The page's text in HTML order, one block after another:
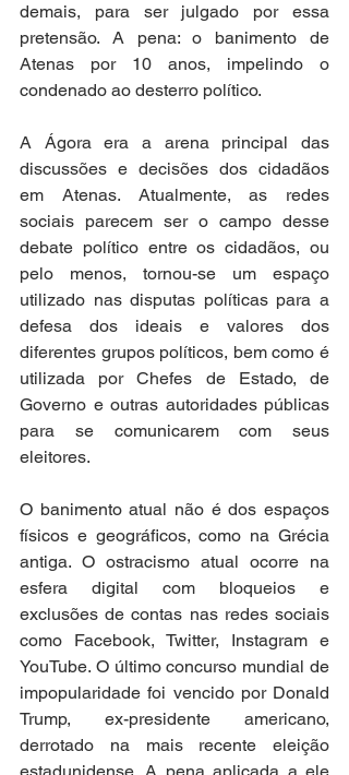
demais, para ser julgado por essa
pretensão. A pena: o banimento de
Atenas por 10 anos, impelindo o
condenado ao desterro político.
A Ágora era a arena principal das
discussões e decisões dos cidadãos
em Atenas. Atualmente, as redes
sociais parecem ser o campo desse
debate político entre os cidadãos, ou
pelo menos, tornou-se um espaço
utilizado nas disputas políticas para a
defesa dos ideais e valores dos
diferentes grupos políticos, bem como é
utilizada por Chefes de Estado, de
Governo e outras autoridades públicas
para se comunicarem com seus
eleitores.
O banimento atual não é dos espaços
físicos e geográficos, como na Grécia
antiga. O ostracismo atual ocorre na
esfera digital com bloqueios e
exclusões de contas nas redes sociais
como Facebook, Twitter, Instagram e
YouTube. O último concurso mundial de
impopularidade foi vencido por Donald
Trump, ex-presidente americano,
derrotado na mais recente eleição